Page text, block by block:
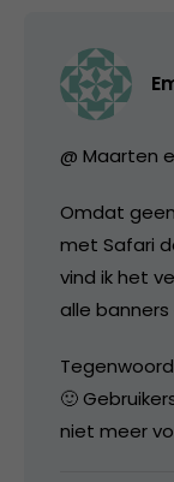
@ Maarten
Omdat
met Safari
vind ik het
alle
🙂
niet meer